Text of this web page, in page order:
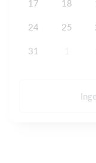
17 18
24 25
31